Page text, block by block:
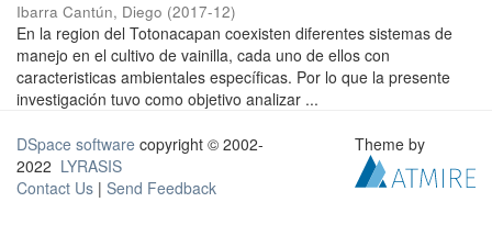
Ibarra Cantún, Diego (2017-12)
En la region del Totonacapan coexisten diferentes sistemas de
manejo en el cultivo de vainilla, cada uno de ellos con
caracteristicas ambientales específicas. Por lo que la presente
investigación tuvo como objetivo analizar ...
DSpace software copyright © 2002-
2022 LYRASIS
Contact Us | Send Feedback
Theme by